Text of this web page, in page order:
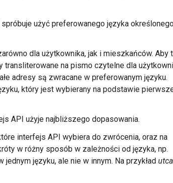
użyć preferowanego języka
dla użytkownika, jak i mieszkańców. Aby
na pismo czytelne dla
adresy są zwracane w preferowanym języku.
który jest wybierany na podstawie
API użyje najbliższego dopasowania.
interfejs API wybiera do zwrócenia, oraz na
w różny sposób w zależności od języka, np.
języku, ale nie w innym. Na przykład utca